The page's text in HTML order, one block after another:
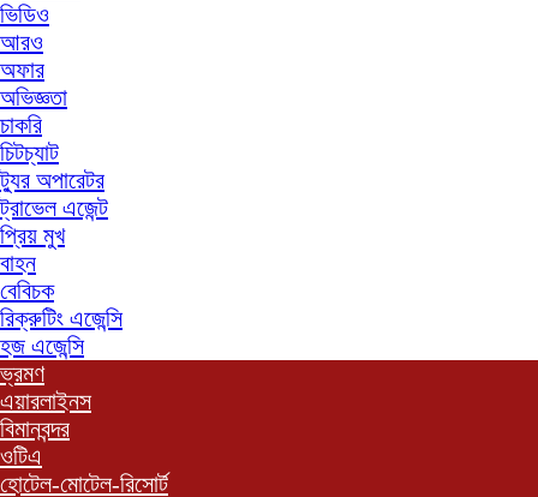
ভিডিও
আরও
অফার
অভিজ্ঞতা
চাকরি
চিটচ্যাট
ট্যুর অপারেটর
ট্রাভেল এজেন্ট
প্রিয় মুখ
বাহন
বেবিচক
রিক্রুটিং এজেন্সি
হজ এজেন্সি
ভ্রমণ
এয়ারলাইনস
বিমানবন্দর
ওটিএ
হোটেল-মোটেল-রিসোর্ট